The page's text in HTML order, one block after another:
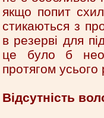
якщо попит
стикаються з
в резерві для
це було б
протягом усього
Відсутність